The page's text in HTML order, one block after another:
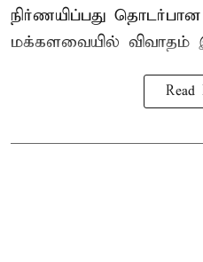
நிர்ணயிப்பது
மக்களவையில் விவாதம்
Read